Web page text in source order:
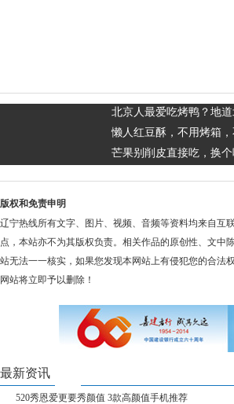
北京人最爱吃烤鸭？地
懒人红豆酥，不用烤箱，
芒果别削皮直接吃，换
版权和免责申明
辽宁热线所有文字、图片、视频、音频等资料均来自互
点，本站亦不为其版权负责。相关作品的原创性、文中
站无法一一核实，如果您发现本网站上有侵犯您的合法
网站将立即予以删除！
最新资讯
520秀恩爱更要秀颜值 3款高颜值手机推荐